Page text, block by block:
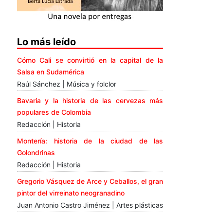
Lo más leído
Cómo Cali se convirtió en la capital de la
Salsa en Sudamérica
Raúl Sánchez | Música y folclor
Bavaria y la historia de las cervezas más
populares de Colombia
Redacción | Historia
Montería: historia de la ciudad de las
Golondrinas
Redacción | Historia
Gregorio Vásquez de Arce y Ceballos, el gran
pintor del virreinato neogranadino
Juan Antonio Castro Jiménez | Artes plásticas